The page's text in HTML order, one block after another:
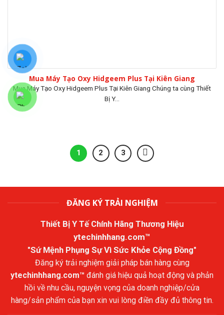
Mua Máy Tạo Oxy Hidgeem Plus Tại Kiên Giang
Mua Máy Tạo Oxy Hidgeem Plus Tại Kiên Giang Chúng ta cùng Thiết
Bị Y...
1 2 3
ĐĂNG KÝ TRẢI NGHIỆM
Thiết Bị Y Tế Chính Hãng Thương Hiệu
ytechinhhang.com™
"Sứ Mệnh Phụng Sự Vì Sức Khỏe Cộng Đồng"
Đăng ký trải nghiệm giải pháp bán hàng cùng
ytechinhhang.com™ đánh giá hiệu quả hoạt động và phản
hồi về nhu cầu, nguyện vọng của doanh nghiệp/cửa
hàng/sản phẩm của bạn xin vui lòng điền đầy đủ thông tin.